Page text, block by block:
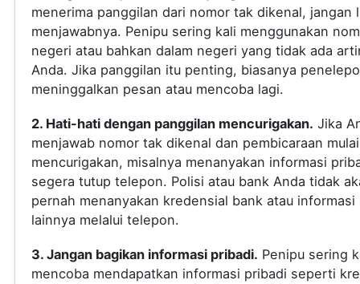
menerima panggilan dari nomor tak dikenal, jangan
menjawabnya. Penipu sering kali menggunakan
negeri atau bahkan dalam negeri yang tidak ada
Anda. Jika panggilan itu penting, biasanya
meninggalkan pesan atau mencoba lagi.
2. Hati-hati dengan panggilan mencurigakan. Jika
menjawab nomor tak dikenal dan pembicaraan mulai
mencurigakan, misalnya menanyakan informasi
segera tutup telepon. Polisi atau bank Anda tidak
pernah menanyakan kredensial bank atau
lainnya melalui telepon.
3. Jangan bagikan informasi pribadi. Penipu sering
mencoba mendapatkan informasi pribadi seperti